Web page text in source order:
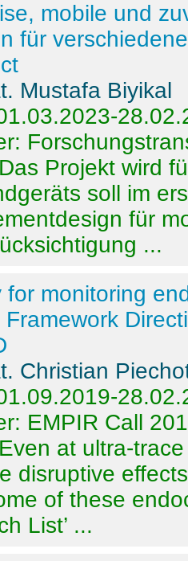
mobile und
für
Mustafa Biyikal
Das Projekt wird
soll im
für
...
for monitoring
Christian
EMPIR Call
Even at ultra-
disruptive
of these
List’ ...